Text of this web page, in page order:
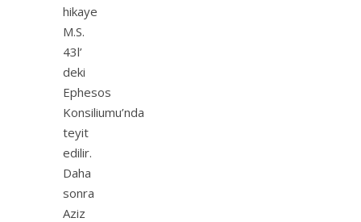
hikaye
M.S.
43l’
deki
Ephesos
Konsiliumu’nda
teyit
edilir.
Daha
sonra
Aziz